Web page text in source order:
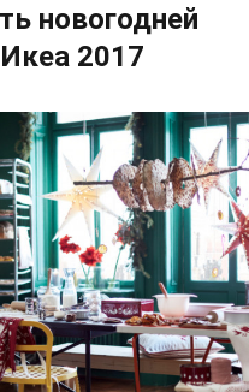
новогодней
2017